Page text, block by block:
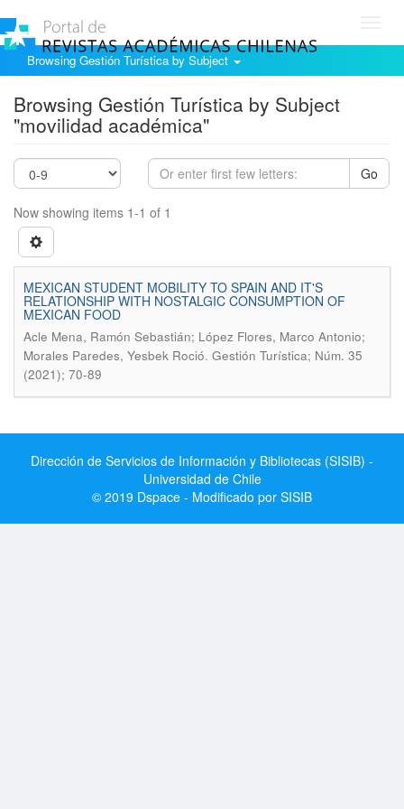
Browsing Gestión Turística by Subject
Browsing Gestión Turística by Subject
"movilidad académica"
Go
Now showing items 1-1 of 1
MEXICAN STUDENT MOBILITY TO SPAIN AND IT'S
RELATIONSHIP WITH NOSTALGIC CONSUMPTION OF
MEXICAN FOOD
Acle Mena, Ramón Sebastián; López Flores, Marco Antonio;
Morales Paredes, Yesbek Roció. Gestión Turística; Núm. 35
(2021); 70-89
Dirección de Servicios de Información y Bibliotecas (SISIB) -
Universidad de Chile
© 2019 Dspace - Modificado por SISIB